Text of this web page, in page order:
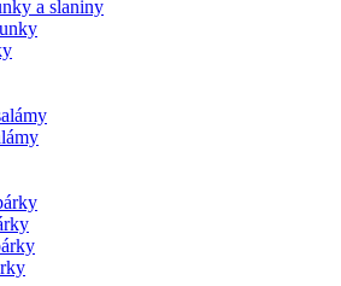
a slaniny